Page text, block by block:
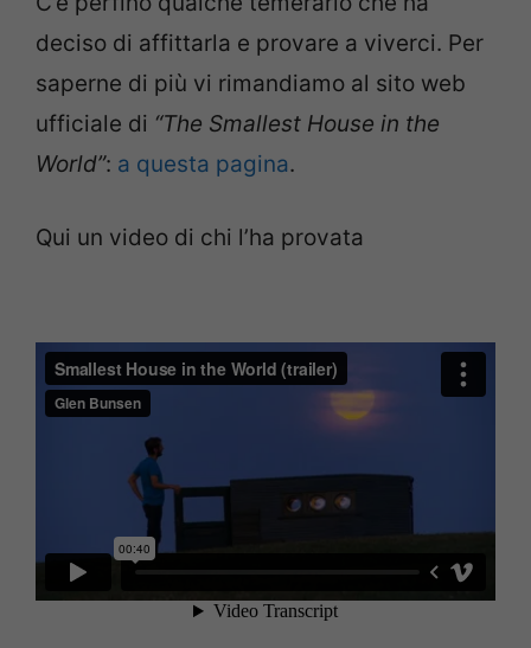
deciso di affittarla e provare a viverci. Per
saperne di più vi rimandiamo al sito web
ufficiale di “The Smallest House in the
World”: a questa pagina.
Qui un video di chi l’ha provata